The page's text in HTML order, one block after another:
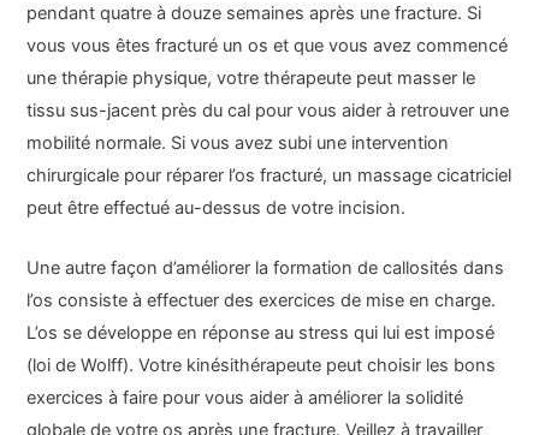
pendant quatre à douze semaines après une fracture. Si
vous vous êtes fracturé un os et que vous avez commencé
une thérapie physique, votre thérapeute peut masser le
tissu sus-jacent près du cal pour vous aider à retrouver une
mobilité normale. Si vous avez subi une intervention
chirurgicale pour réparer l’os fracturé, un massage cicatriciel
peut être effectué au-dessus de votre incision.
Une autre façon d’améliorer la formation de callosités dans
l’os consiste à effectuer des exercices de mise en charge.
L’os se développe en réponse au stress qui lui est imposé
(loi de Wolff). Votre kinésithérapeute peut choisir les bons
exercices à faire pour vous aider à améliorer la solidité
globale de votre os après une fracture. Veillez à travailler